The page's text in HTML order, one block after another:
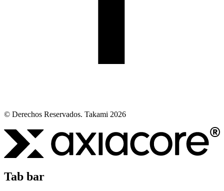
© Derechos Reservados. Takami 2026
Tab bar